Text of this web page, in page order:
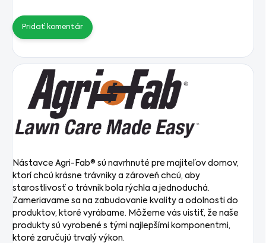
Pridať komentár
Nástavce Agri-Fab® sú navrhnuté pre majiteľov domov,
ktorí chcú krásne trávniky a zároveň chcú, aby
starostlivosť o trávnik bola rýchla a jednoduchá.
Zameriavame sa na zabudovanie kvality a odolnosti do
produktov, ktoré vyrábame. Môžeme vás uistiť, že naše
produkty sú vyrobené s tými najlepšími komponentmi,
ktoré zaručujú trvalý výkon.